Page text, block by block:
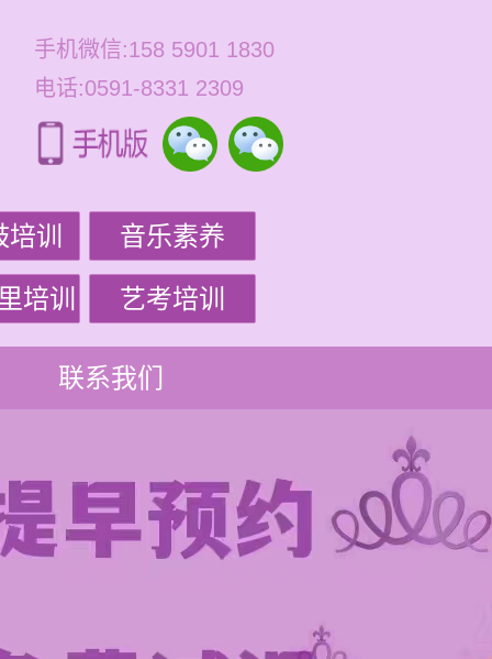
手机微信:158 5901 1830
电话:0591-8331 2309
训 音乐素养
培训 艺考培训
联系我们